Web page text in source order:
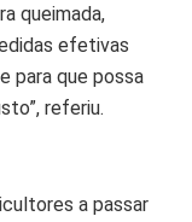
queimada,
efetivas
para que possa
referiu.
a passar